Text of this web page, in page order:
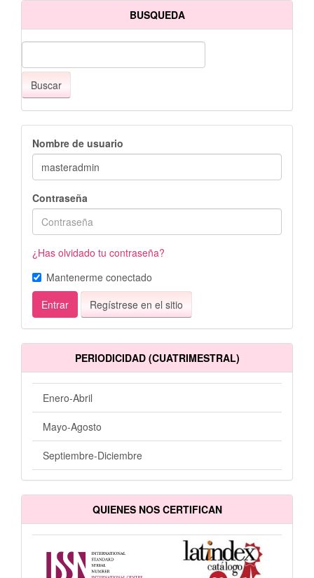
BUSQUEDA
Buscar
Nombre de usuario
Contraseña
¿Has olvidado tu contraseña?
Mantenerme conectado
Entrar
Regístrese en el sitio
PERIODICIDAD (CUATRIMESTRAL)
Enero-Abril
Mayo-Agosto
Septiembre-Diciembre
QUIENES NOS CERTIFICAN